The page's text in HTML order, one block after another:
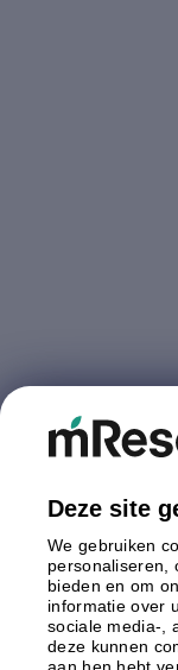
Deze site
We gebruiken
personaliseren,
bieden en om
informatie over
sociale media-,
deze kunnen